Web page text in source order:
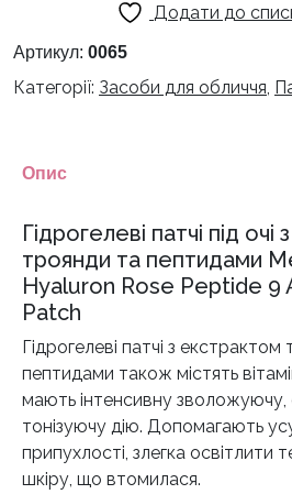
з
троянди
Medi-
Hyaluron
Rose
Peptide
Ampoule
кількість
Додати до
Артикул: 0065
Категорії: Засоби для обличчя
Опис
Гідрогелеві патчі під
троянди та пептидами
Hyaluron Rose Peptide 9
Patch
Гідрогелеві патчі з
пептидами також містять
мають інтенсивну зволожуючу,
тонізуючу дію. Допомагають
припухлості, злегка освітлити
шкіру, що втомилася.